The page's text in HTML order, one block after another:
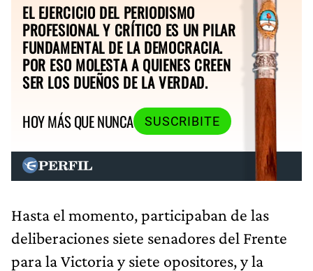
EL EJERCICIO DEL PERIODISMO
PROFESIONAL Y CRÍTICO ES UN PILAR
FUNDAMENTAL DE LA DEMOCRACIA.
POR ESO MOLESTA A QUIENES CREEN
SER LOS DUEÑOS DE LA VERDAD.
HOY MÁS QUE NUNCA
SUSCRIBITE
Hasta el momento, participaban de las
deliberaciones siete senadores del Frente
para la Victoria y siete opositores, y la